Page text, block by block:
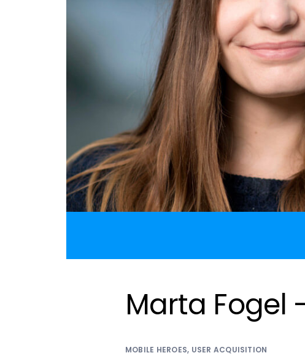
Marta Fogel
MOBILE HEROES, USER ACQUISITION